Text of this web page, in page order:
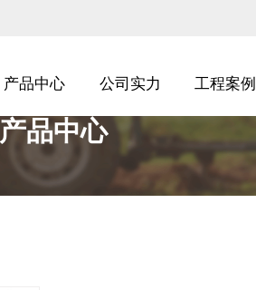
产品中心 公司实力 工程案例
产品中心